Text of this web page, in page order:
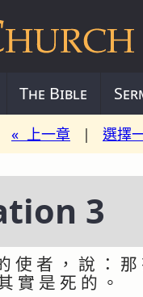
The Bible
« 上一章 | 選擇
3
使 者 ， 說 ：
實 是 死 的 。